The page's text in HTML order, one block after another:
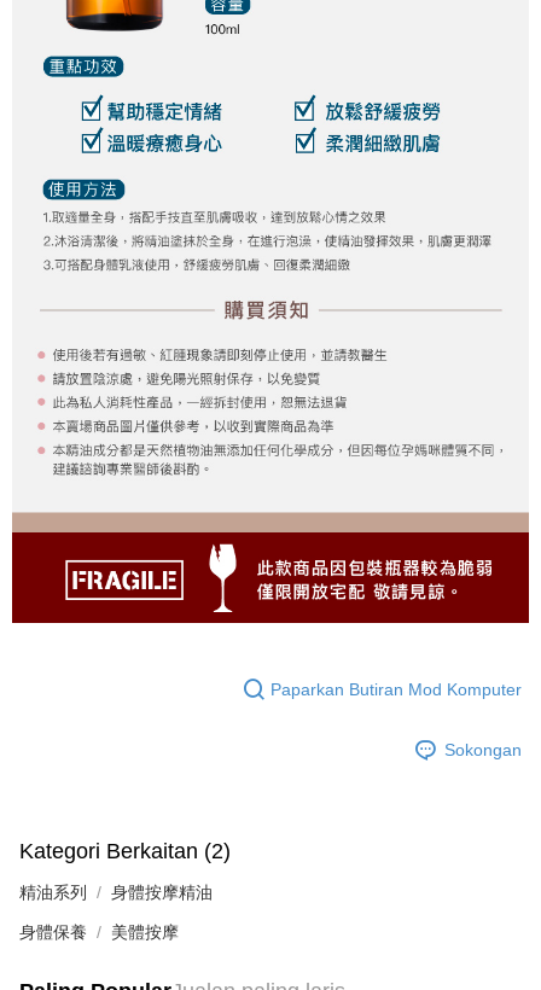
Paparkan Butiran Mod Komputer
Sokongan
Kategori Berkaitan (2)
精油系列 身體按摩精油
身體保養 美體按摩